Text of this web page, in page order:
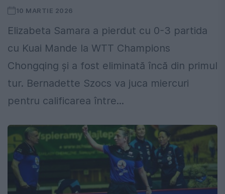
10 MARTIE 2026
Elizabeta Samara a pierdut cu 0-3 partida
cu Kuai Mande la WTT Champions
Chongqing și a fost eliminată încă din primul
tur. Bernadette Szocs va juca miercuri
pentru calificarea între...